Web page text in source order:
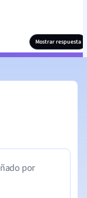
Mostrar respuesta
por